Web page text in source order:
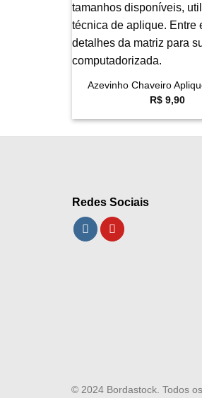
Azevinho Chaveiro
R$ 9,90
Redes Sociais
© 2024 Bordastock. Todos